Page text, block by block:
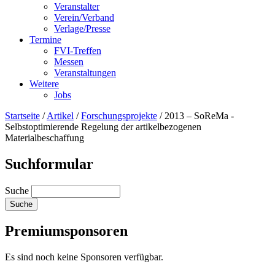
Veranstalter
Verein/Verband
Verlage/Presse
Termine
FVI-Treffen
Messen
Veranstaltungen
Weitere
Jobs
Startseite /Artikel /Forschungsprojekte / 2013 – SoReMa -
Selbstoptimierende Regelung der artikelbezogenen
Materialbeschaffung
Suchformular
Suche
Premiumsponsoren
Es sind noch keine Sponsoren verfügbar.